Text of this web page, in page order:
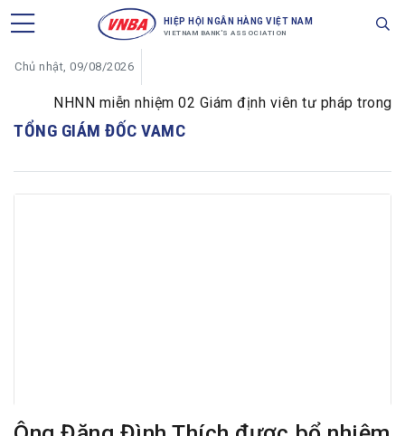
HIỆP HỘI NGÂN HÀNG VIỆT NAM
VIETNAM BANK'S ASSOCIATION
Chủ nhật, 09/08/2026
NHNN miễn nhiệm 02 Giám định viên tư pháp trong
TỔNG GIÁM ĐỐC VAMC